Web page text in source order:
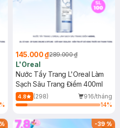
%
145.000 ₫289.000 ₫
L'Oreal
Nước Tẩy Trang L'Oreal Làm
Sạch Sâu Trang Điểm 400ml
4.8 (298)
916/tháng
14%
-39%